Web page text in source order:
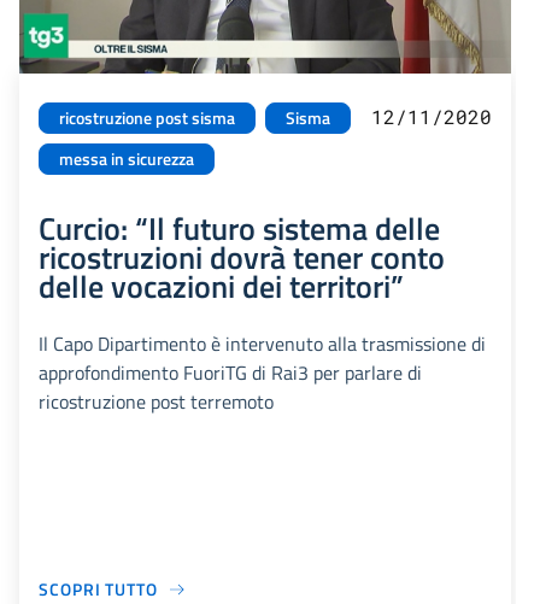
ricostruzione post sisma
Sisma
messa in sicurezza
12/11/2020
Curcio: “Il futuro sistema delle
ricostruzioni dovrà tener conto
delle vocazioni dei territori”
Il Capo Dipartimento è intervenuto alla trasmissione di
approfondimento FuoriTG di Rai3 per parlare di
ricostruzione post terremoto
SCOPRI TUTTO